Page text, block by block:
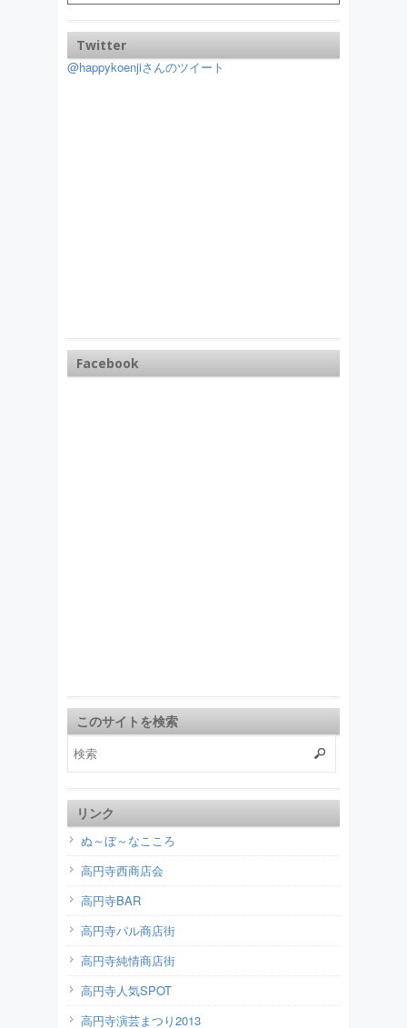
Twitter
@happykoenjiさんのツイート
Facebook
このサイトを検索
リンク
ぬ～ぼ～なこころ
高円寺西商店会
高円寺BAR
高円寺パル商店街
高円寺純情商店街
高円寺人気SPOT
高円寺演芸まつり2013